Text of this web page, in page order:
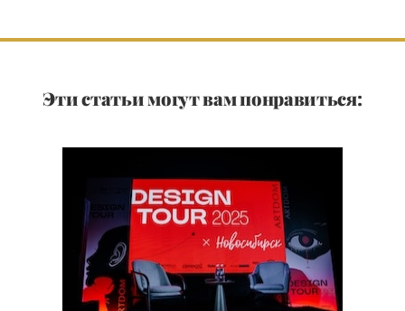
Эти статьи могут вам понравиться: